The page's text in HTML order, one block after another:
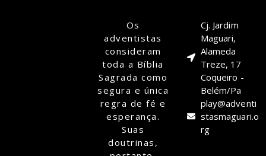
Os
adventistas
consideram
toda a Bíblia
Sagrada como
segura e única
regra de fé e
esperança.
Suas
doutrinas,
Cj. Jardim
Maguari,
Alameda
Treze, 17
Coqueiro -
Belém/Pa
play@adventi
stasmaguari.o
rg